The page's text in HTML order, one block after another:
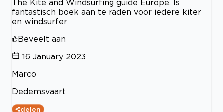
The Kite and Windsurfing guide Europe. Is
fantastisch boek aan te raden voor iedere kiter
en windsurfer
Beveelt aan
16 January 2023
Marco
Dedemsvaart
delen